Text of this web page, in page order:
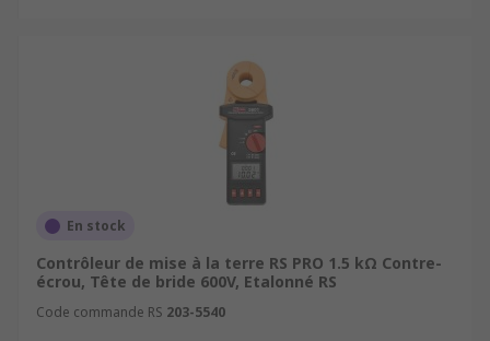
En stock
Contrôleur de mise à la terre RS PRO 1.5 kΩ Contre-
écrou, Tête de bride 600V, Etalonné RS
Code commande RS 203-5540